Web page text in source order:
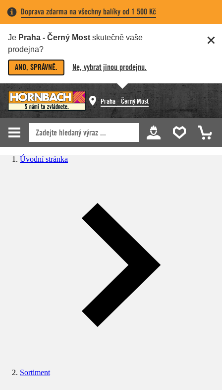
Doprava zdarma na všechny balíky od 1 500 Kč
Je Praha - Černý Most skutečně vaše
prodejna?
ANO, SPRÁVNĚ. Ne, vybrat jinou prodejnu.
Praha - Černý Most
Úvodní stránka
Sortiment